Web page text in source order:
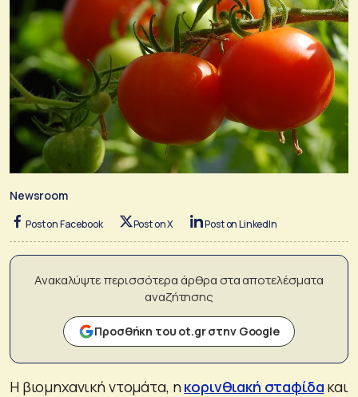
Newsroom
Post on Facebook Post on X Post on LinkedIn
Ανακαλύψτε περισσότερα άρθρα στα αποτελέσματα
αναζήτησης
Προσθήκη του ot.gr στην Google
Η βιομηχανική ντομάτα, ηκορινθιακή σταφίδα και